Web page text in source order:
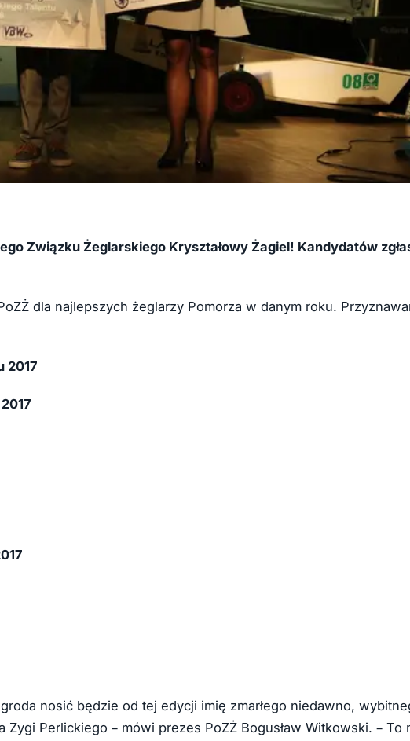
Związku Żeglarskiego Kryształowy Żagiel! Kandydatów
dla najlepszych żeglarzy Pomorza w danym roku.
2017
nosić będzie od tej edycji imię zmarłego niedawno,
Perlickiego – mówi prezes PoZŻ Bogusław Witkowski. – To